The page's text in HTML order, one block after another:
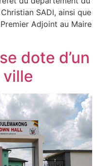
SADI, ainsi que
Adjoint au Maire
dote d’un
ville